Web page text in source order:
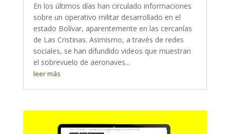
En los últimos días han circulado informaciones
sobre un operativo militar desarrollado en el
estado Bolívar, aparentemente en las cercanías
de Las Cristinas. Asimismo, a través de redes
sociales, se han difundido videos que muestran
el sobrevuelo de aeronaves...
leer más